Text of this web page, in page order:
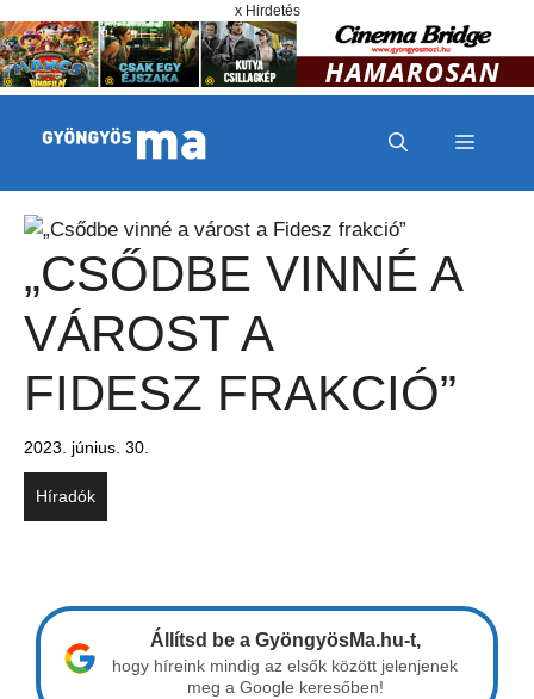
x Hirdetés
MENÜ
„CSŐDBE VINNÉ A
VÁROST A
FIDESZ FRAKCIÓ”
2023. június. 30.
Híradók
Állítsd be a GyöngyösMa.hu-t,
hogy híreink mindig az elsők között jelenjenek
meg a Google keresőben!